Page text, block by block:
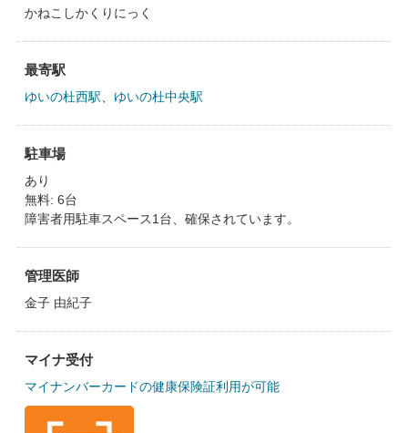
かねこしかくりにっく
最寄駅
ゆいの杜西駅 ゆいの杜中央駅
駐車場
あり
無料: 6台
障害者用駐車スペース1台、確保されています。
管理医師
金子 由紀子
マイナ受付
マイナンバーカードの健康保険証利用が可能